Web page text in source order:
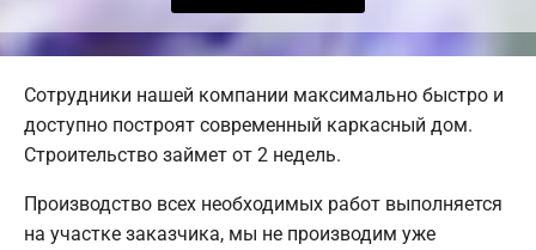
Сотрудники нашей компании максимально быстро и
доступно построят современный каркасный дом.
Строительство займет от 2 недель.
Производство всех необходимых работ выполняется
на участке заказчика, мы не производим уже